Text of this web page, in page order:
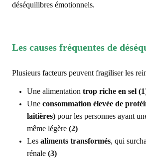
déséquilibres émotionnels.
Les causes fréquentes de
Plusieurs facteurs peuvent fragiliser les
Une alimentation trop riche en sel
Une consommation élevée de
laitières) pour les personnes ayant
même légère (2)
Les aliments transformés, qui
rénale (3)